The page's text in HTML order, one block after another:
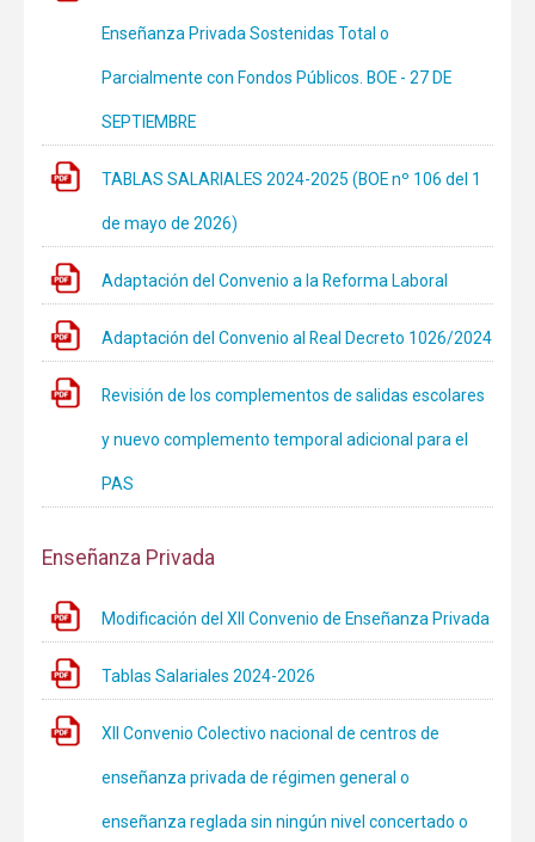
Enseñanza Privada Sostenidas Total o
Parcialmente con Fondos Públicos. BOE - 27 DE
SEPTIEMBRE
TABLAS SALARIALES 2024-2025 (BOE nº 106 del 1
de mayo de 2026)
Adaptación del Convenio a la Reforma Laboral
Adaptación del Convenio al Real Decreto 1026/2024
Revisión de los complementos de salidas escolares
y nuevo complemento temporal adicional para el
PAS
Enseñanza Privada
Modificación del XII Convenio de Enseñanza Privada
Tablas Salariales 2024-2026
XII Convenio Colectivo nacional de centros de
enseñanza privada de régimen general o
enseñanza reglada sin ningún nivel concertado o